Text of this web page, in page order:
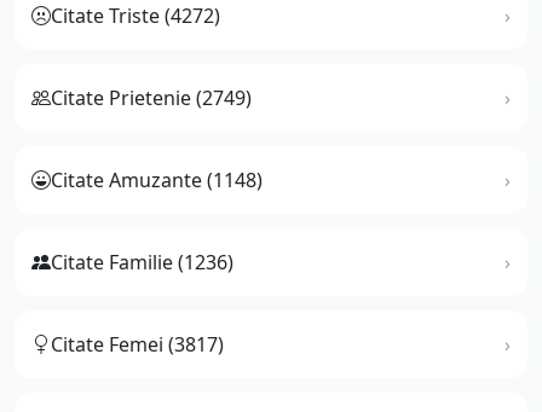
Citate Triste (4272)
Citate Prietenie (2749)
Citate Amuzante (1148)
Citate Familie (1236)
Citate Femei (3817)